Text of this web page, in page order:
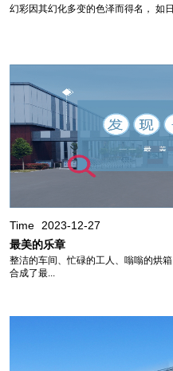
幻彩因其幻化多变的色泽而得名， 如
Time
2023-12-27
最美的乐章
整洁的车间、忙碌的工人、嗡嗡的烘
合成了最...